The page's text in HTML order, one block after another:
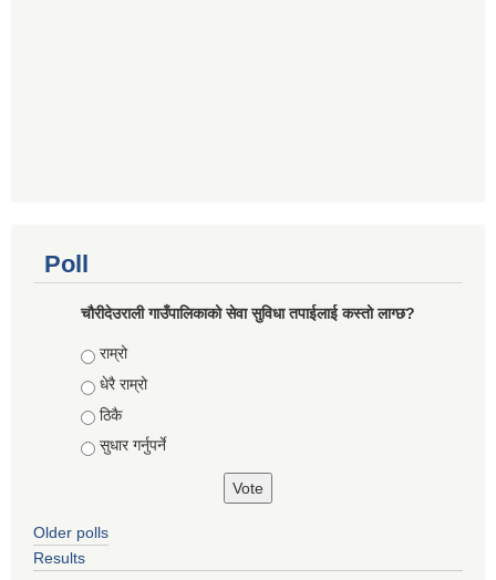
Poll
चौरीदेउराली गाउँपालिकाको सेवा सुविधा तपाईलाई कस्तो लाग्छ?
Choices
राम्रो
धेरै राम्रो
ठिकै
सुधार गर्नुपर्ने
Older polls
Results